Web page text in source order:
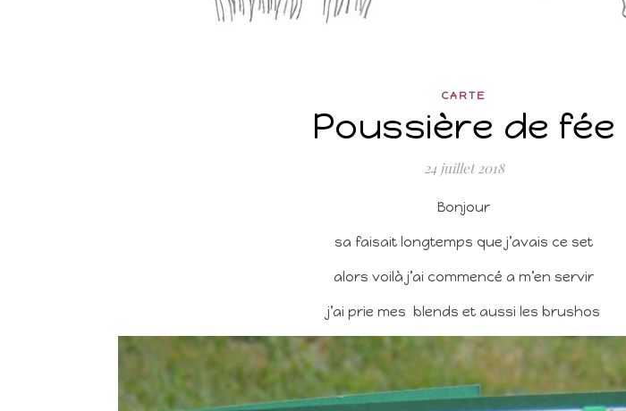
CARTE
Poussière de fée
24 juillet 2018
Bonjour
sa faisait longtemps que j’avais ce set
alors voilà j’ai commencé a m’en servir
j’ai prie mes blends et aussi les brushos